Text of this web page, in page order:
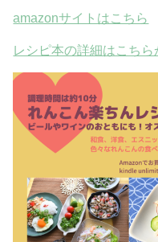
amazonサイトはこちら
レシピ本の詳細はこちら